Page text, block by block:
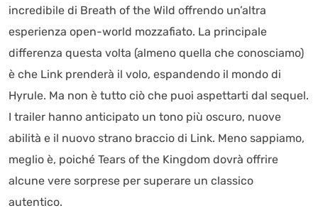
incredibile di Breath of the Wild offrendo un’altra
esperienza open-world mozzafiato. La principale
differenza questa volta (almeno quella che conosciamo)
è che Link prenderà il volo, espandendo il mondo di
Hyrule. Ma non è tutto ciò che puoi aspettarti dal sequel.
I trailer hanno anticipato un tono più oscuro, nuove
abilità e il nuovo strano braccio di Link. Meno sappiamo,
meglio è, poiché Tears of the Kingdom dovrà offrire
alcune vere sorprese per superare un classico
autentico.